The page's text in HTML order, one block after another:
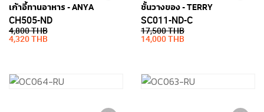
เก้าอี้ทานอาหาร - ANYA
CH505-ND
4,800 THB
4,320 THB
ชั้นวางของ - TERRY
SC011-ND-C
17,500 THB
14,000 THB